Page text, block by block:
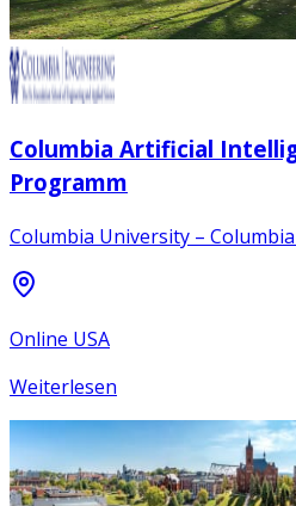
Columbia Artificial
Programm
Columbia University –
Online USA
Weiterlesen